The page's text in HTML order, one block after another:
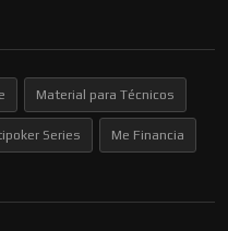
Material para Técnicos
Series Me Financia